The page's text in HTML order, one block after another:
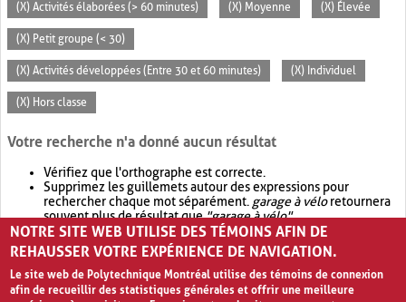
(X) Activités élaborées (> 60 minutes) (X) Moyenne (X) Élevée
(X) Petit groupe (< 30)
(X) Activités développées (Entre 30 et 60 minutes) (X) Individuel
(X) Hors classe
Votre recherche n'a donné aucun résultat
Vérifiez que l'orthographe est correcte.
Supprimez les guillemets autour des expressions pour
rechercher chaque mot séparément. garage à véloretournera
souvent plus de résultat que"garage à vélo".
Envisagez d'élargir votre recherche avec OR.garage OR vélo
retournera souvent plus de résultat quegarage à vélo
NOTRE SITE WEB UTILISE DES TÉMOINS AFIN DE
REHAUSSER VOTRE EXPÉRIENCE DE NAVIGATION.
Le site web de Polytechnique Montréal utilise des témoins de connexion
afin de recueillir des statistiques générales et offrir une meilleure